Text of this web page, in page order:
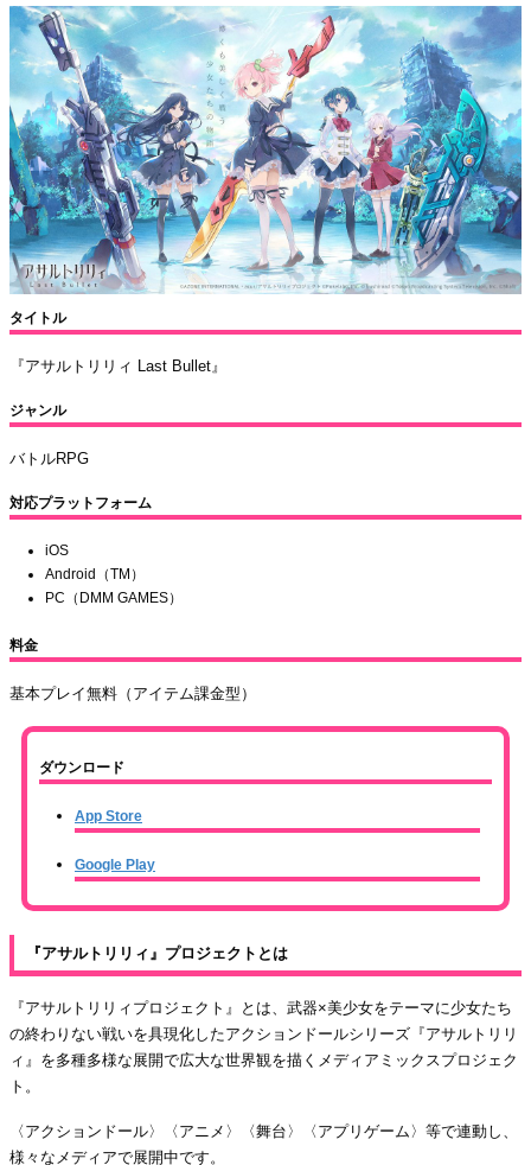
タイトル
『アサルトリリィ Last Bullet』
ジャンル
バトルRPG
対応プラットフォーム
iOS
Android（TM）
PC（DMM GAMES）
料金
基本プレイ無料（アイテム課金型）
ダウンロード
App Store
Google Play
『アサルトリリィ』プロジェクトとは
『アサルトリリィプロジェクト』とは、武器×美少女をテーマに少女たち
の終わりない戦いを具現化したアクションドールシリーズ『アサルトリリ
ィ』を多種多様な展開で広大な世界観を描くメディアミックスプロジェク
ト。
〈アクションドール〉〈アニメ〉〈舞台〉〈アプリゲーム〉等で連動し、
様々なメディアで展開中です。